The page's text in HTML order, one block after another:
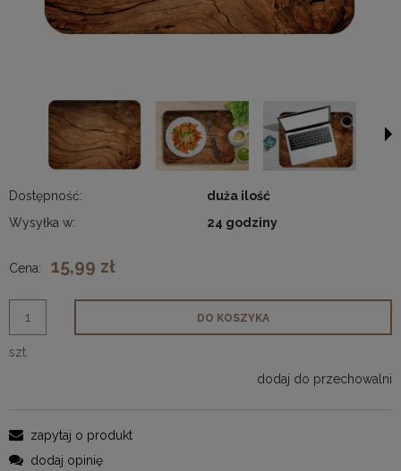
Dostępność:
duża ilość
Wysyłka w:
24 godziny
Cena: 15,99 zł
szt.
DO KOSZYKA
dodaj do przechowalni
zapytaj o produkt
dodaj opinię